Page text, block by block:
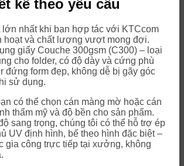
kế theo yêu cầu
nhất khi bạn hợp tác với KTCcom
hoạt và chất lượng vượt mong đợi.
giấy Couche 300gsm (C300) – loại
cho folder, có độ dày và cứng phù
đứng form đẹp, không dễ bị gãy góc
sử dụng.
có thể chọn cán màng mờ hoặc cán
thẩm mỹ và độ bền cho sản phẩm.
sang trọng, chúng tôi có thể hỗ trợ ép
UV định hình, bế theo hình đặc biệt –
gia công trực tiếp tại xưởng, không